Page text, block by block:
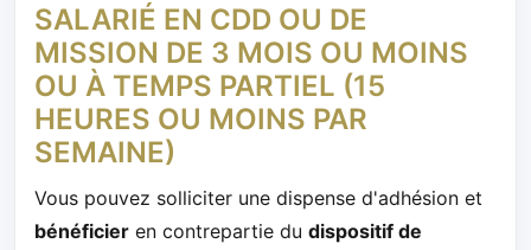
SALARIÉ EN CDD OU DE
MISSION DE 3 MOIS OU MOINS
OU À TEMPS PARTIEL (15
HEURES OU MOINS PAR
SEMAINE)
Vous pouvez solliciter une dispense d'adhésion et
bénéficier en contrepartie du dispositif de